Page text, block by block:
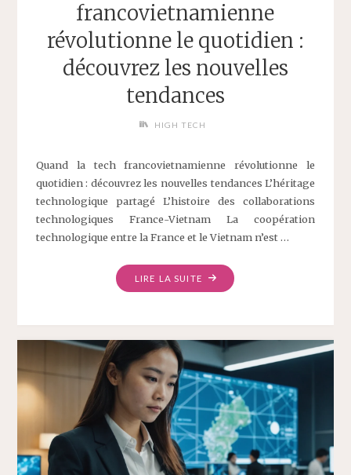
francovietnamienne
révolutionne le quotidien :
découvrez les nouvelles
tendances
HIGH TECH
Quand la tech francovietnamienne révolutionne le
quotidien : découvrez les nouvelles tendances L’héritage
technologique partagé L’histoire des collaborations
technologiques France-Vietnam La coopération
technologique entre la France et le Vietnam n’est …
LIRE LA SUITE